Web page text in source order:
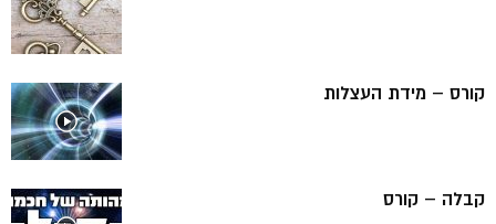
קורס – מידת העצלות
קבלה – קורס